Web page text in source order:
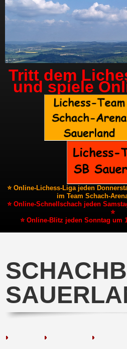
Tritt dem
und spiele
⭐ Online-Lichess-Liga jeden
im Team Schach-
⭐ Online-Schnellschach jeden
⭐
⭐ Online-Blitz jeden Sonntag um